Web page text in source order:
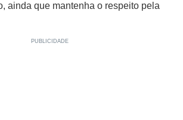
ainda que mantenha o respeito pela